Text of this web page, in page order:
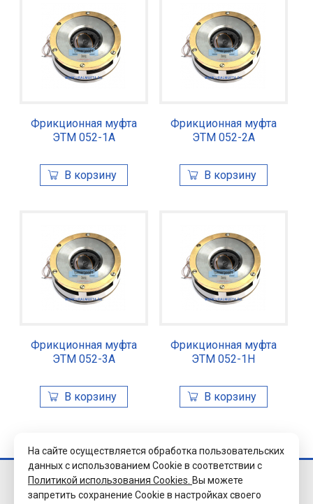
Фрикционная муфта
ЭТМ 052-1А
Фрикционная муфта
ЭТМ 052-2А
Фрикционная муфта
ЭТМ 052-3А
Фрикционная муфта
ЭТМ 052-1Н
© 2026 Завод
«Уралэлектромуфта»
На сайте осуществляется обработка пользовательских
данных с использованием Cookie в соответствии с
Политикой использования Cookies. Вы можете
запретить сохранение Cookie в настройках своего